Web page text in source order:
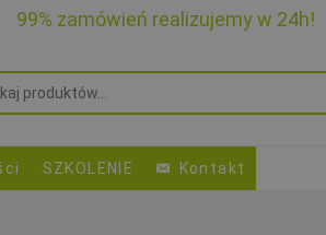
99% zamówień realizujemy w 24h!
SZKOLENIE Kontakt